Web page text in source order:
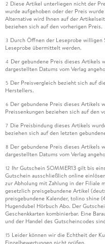
2 Diese Artikel unterliegen nicht der
wurde aufgehoben oder der Preis
Alternative wird Ihnen auf der
beziehen sich auf den vorherigen Preis.
3 Durch Öffnen der Leseprobe willigen
Leseprobe übermittelt werden.
4 Der gebundene Preis dieses Artikels
dargestellten Datums vom Verlag
5 Der Preisvergleich bezieht sich auf
Herstellers.
6 Der gebundene Preis dieses Artikels
Preissenkungen beziehen sich auf den
7 Die Preisbindung dieses Artikels
beziehen sich auf den letzten
8 Der gebundene Preis dieses Artikels
dargestellten Datums vom Verlag
12 Ihr Gutschein SOMMER13 gilt bis
Gutschein ausschließlich online
zur Abholung mit Zahlung in der
gesetzlich preisgebundene Artikel
preisgebundene Kalender, tolino shine
Hugendubel Hörbuch Abo. Der
Geschenkkarten kombinierbar. Eine
und der Handel des Gutscheincodes
15 Leider können wir die Echtheit der